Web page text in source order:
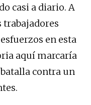
casi a diario. A
trabajadores
en esta
aquí marcaría
contra un